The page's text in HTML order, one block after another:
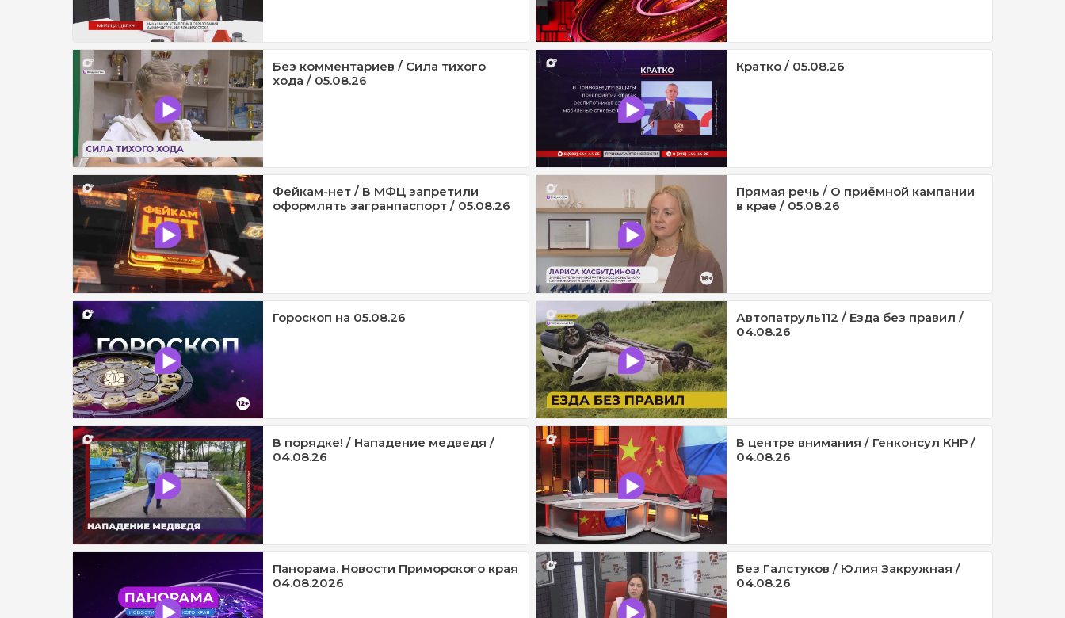
Без комментариев / Сила тихого
хода / 05.08.26
Кратко / 05.08.26
Фейкам-нет / В МФЦ запретили
оформлять загранпаспорт / 05.08.26
Прямая речь / О приёмной кампании
в крае / 05.08.26
Гороскоп на 05.08.26
Автопатруль112 / Езда без правил /
04.08.26
В порядке! / Нападение медведя /
04.08.26
В центре внимания / Генконсул КНР /
04.08.26
Панорама. Новости Приморского края
04.08.2026
Без Галстуков / Юлия Закружная /
04.08.26